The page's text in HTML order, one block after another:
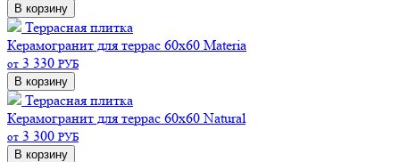
В корзину
Террасная плитка
Керамогранит для террас 60х60 Materia
от 3 330 РУБ
В корзину
Террасная плитка
Керамогранит для террас 60х60 Natural
от 3 300 РУБ
В корзину